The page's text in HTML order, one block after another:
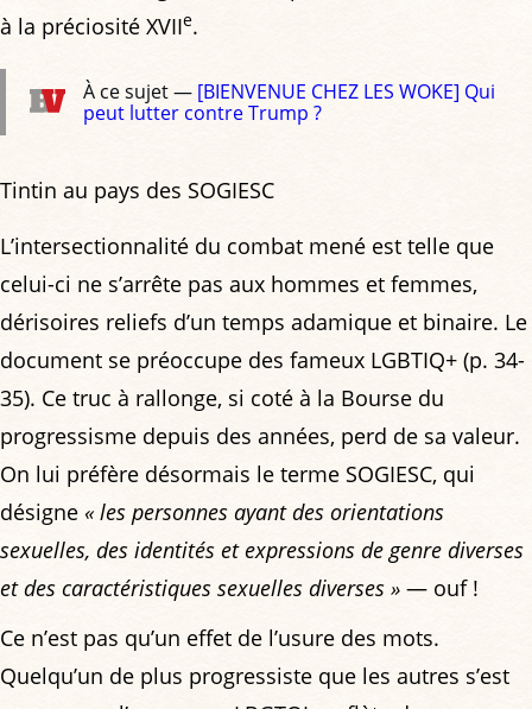
à la préciosité XVIIe.
À ce sujet — [BIENVENUE CHEZ LES WOKE] Qui
peut lutter contre Trump ?
Tintin au pays des SOGIESC
L’intersectionnalité du combat mené est telle que
celui-ci ne s’arrête pas aux hommes et femmes,
dérisoires reliefs d’un temps adamique et binaire. Le
document se préoccupe des fameux LGBTIQ+ (p. 34-
35). Ce truc à rallonge, si coté à la Bourse du
progressisme depuis des années, perd de sa valeur.
On lui préfère désormais le terme SOGIESC, qui
désigne « les personnes ayant des orientations
sexuelles, des identités et expressions de genre diverses
et des caractéristiques sexuelles diverses » — ouf !
Ce n’est pas qu’un effet de l’usure des mots.
Quelqu’un de plus progressiste que les autres s’est